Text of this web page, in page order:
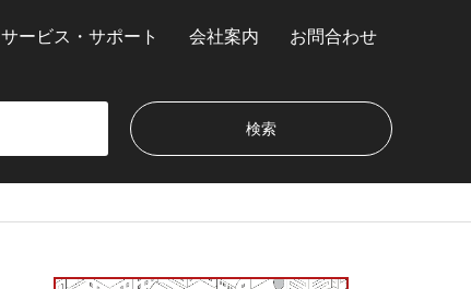
サービス・サポート 会社案内 お問合わせ